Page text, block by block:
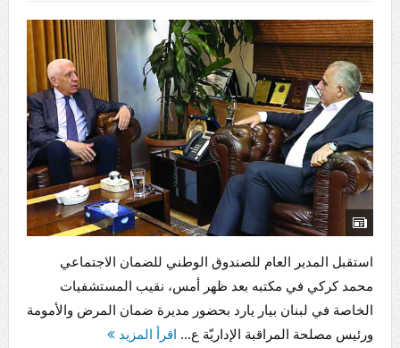
استقبل المدير العام للصندوق الوطني للضمان الاجتماعي
محمد كركي في مكتبه بعد ظهر أمس، نقيب المستشفيات
الخاصة في لبنان بيار يارد بحضور مديرة ضمان المرض والأمومة
ورئيس مصلحة المراقبة الإداريّة ع... اقرأ المزيد